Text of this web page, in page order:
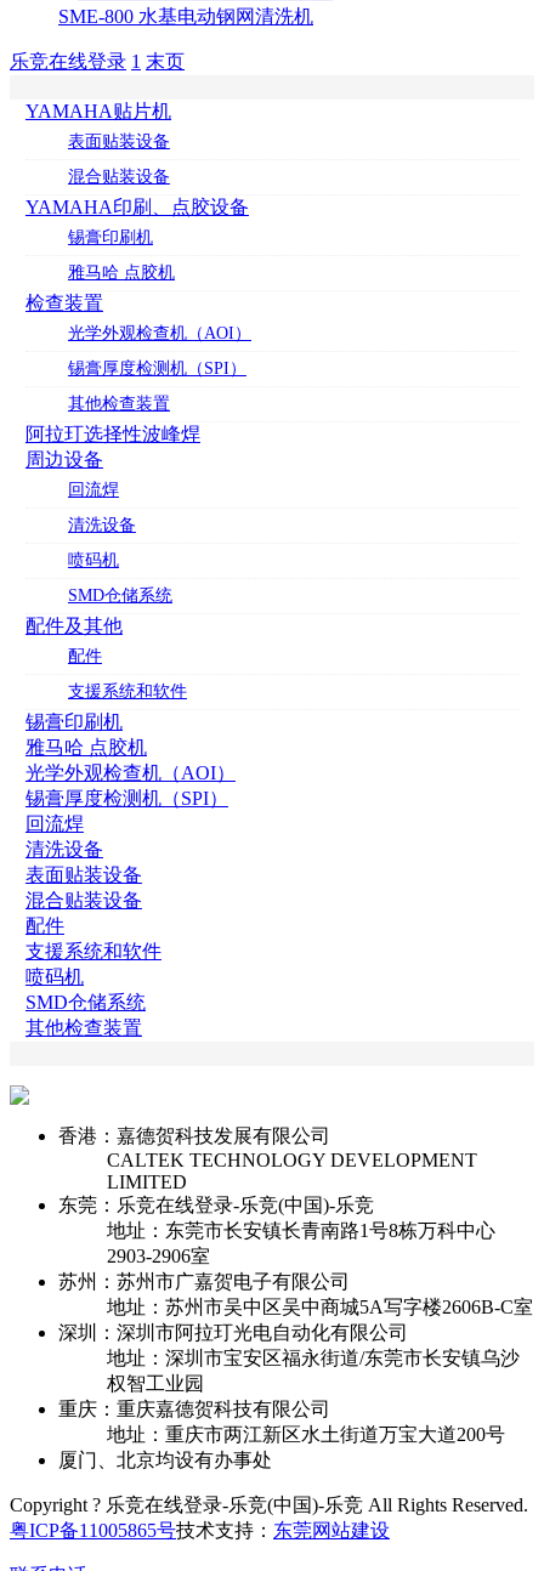
SME-800 水基电动钢网清洗机
乐竞在线登录 1 末页
YAMAHA贴片机
表面贴装设备
混合贴装设备
YAMAHA印刷、点胶设备
锡膏印刷机
雅马哈 点胶机
检查装置
光学外观检查机（AOI）
锡膏厚度检测机（SPI）
其他检查装置
阿拉玎选择性波峰焊
周边设备
回流焊
清洗设备
喷码机
SMD仓储系统
配件及其他
配件
支援系统和软件
锡膏印刷机
雅马哈 点胶机
光学外观检查机（AOI）
锡膏厚度检测机（SPI）
回流焊
清洗设备
表面贴装设备
混合贴装设备
配件
支援系统和软件
喷码机
SMD仓储系统
其他检查装置
香港：嘉德贺科技发展有限公司
CALTEK TECHNOLOGY DEVELOPMENT
LIMITED
东莞：乐竞在线登录-乐竞(中国)-乐竞
地址：东莞市长安镇长青南路1号8栋万科中心
2903-2906室
苏州：苏州市广嘉贺电子有限公司
地址：苏州市吴中区吴中商城5A写字楼2606B-C室
深圳：深圳市阿拉玎光电自动化有限公司
地址：深圳市宝安区福永街道/东莞市长安镇乌沙
权智工业园
重庆：重庆嘉德贺科技有限公司
地址：重庆市两江新区水土街道万宝大道200号
厦门、北京均设有办事处
Copyright ? 乐竞在线登录-乐竞(中国)-乐竞 All Rights Reserved.
粤ICP备11005865号技术支持： 东莞网站建设